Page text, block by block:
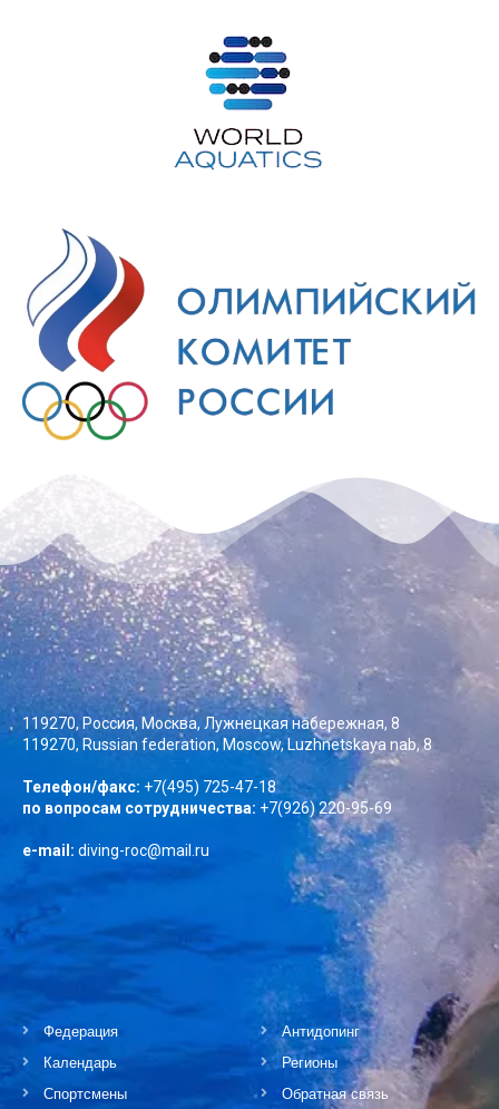
119270, Россия, Москва, Лужнецкая набережная, 8
119270, Russian federation, Moscow, Luzhnetskaya nab, 8
Телефон/факс: +7(495) 725-47-18
по вопросам сотрудничества: +7(926) 220-95-69
e-mail: diving-roc@mail.ru
Федерация
Календарь
Спортсмены
Антидопинг
Регионы
Обратная связь